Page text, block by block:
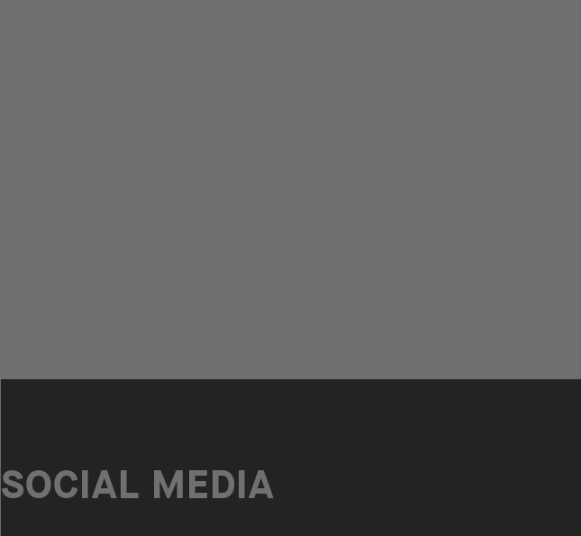
SOCIAL MEDIA